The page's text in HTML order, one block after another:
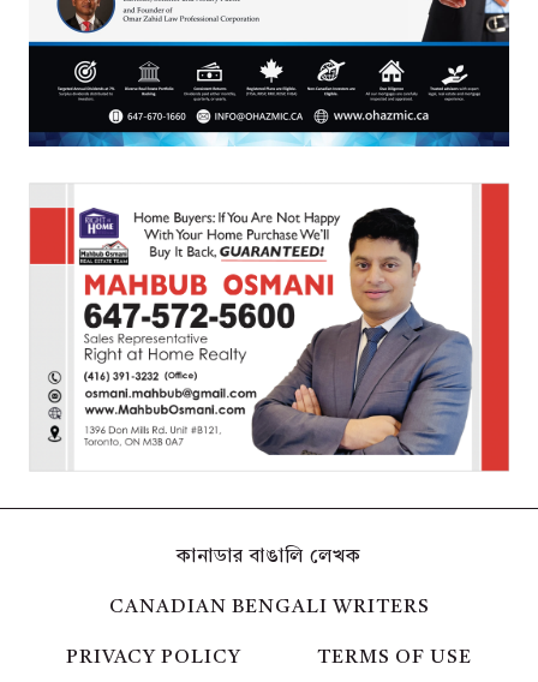
কানাডার বাঙালি লেখক
CANADIAN BENGALI WRITERS
PRIVACY POLICY TERMS OF USE